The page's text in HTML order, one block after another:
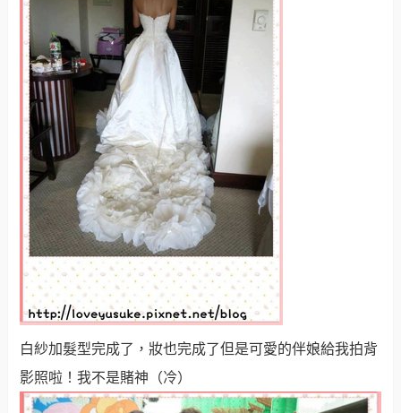
白紗加髮型完成了，妝也完成了但是可愛的伴娘給我拍背
影照啦！我不是賭神（冷）